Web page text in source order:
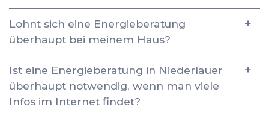
Lohnt sich eine Energieberatung
überhaupt bei meinem Haus?
Ist eine Energieberatung in Niederlauer
überhaupt notwendig, wenn man viele
Infos im Internet findet?